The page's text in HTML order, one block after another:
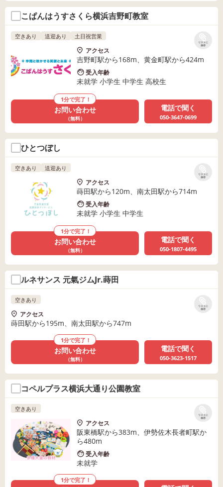
こぱんはうすさくら横浜吉野町教室
リストに
保存
空きあり 送迎あり 土日祝営業
アクセス
吉野町駅から168m、黄金町駅から424m
受入年齢
未就学 小学生 中学生 高校生
1分で完了！
お問い合わせ
（無料）
電話で聞く
050-3647-0699
ひとつぼし
リストに
保存
空きあり 送迎あり
アクセス
蒔田駅から120m、南太田駅から714m
受入年齢
未就学 小学生 中学生
1分で完了！
お問い合わせ
（無料）
電話で聞く
050-1807-4495
ルネサンス 元氣ジムJr.蒔田
リストに
保存
空きあり
アクセス
蒔田駅から195m、南太田駅から747m
1分で完了！
お問い合わせ
（無料）
電話で聞く
050-3623-1517
コペルプラス横浜大通り公園教室
リストに
保存
空きあり
アクセス
阪東橋駅から383m、伊勢佐木長者町駅か
ら480m
受入年齢
未就学
1分で完了！